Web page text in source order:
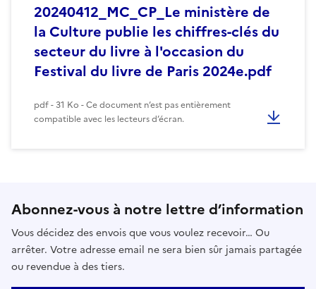
20240412_MC_CP_Le ministère de
la Culture publie les chiffres-clés du
secteur du livre à l'occasion du
Festival du livre de Paris 2024e.pdf
pdf - 31 Ko - Ce document n’est pas entièrement
compatible avec les lecteurs d’écran.
Abonnez-vous à notre lettre d’information
Vous décidez des envois que vous voulez recevoir… Ou
arrêter. Votre adresse email ne sera bien sûr jamais partagée
ou revendue à des tiers.